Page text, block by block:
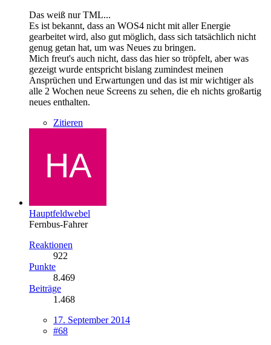
Das weiß nur TML...
Es ist bekannt, dass an WOS4 nicht mit aller Energie
gearbeitet wird, also gut möglich, dass sich tatsächlich nicht
genug getan hat, um was Neues zu bringen.
Mich freut's auch nicht, dass das hier so tröpfelt, aber was
gezeigt wurde entspricht bislang zumindest meinen
Ansprüchen und Erwartungen und das ist mir wichtiger als
alle 2 Wochen neue Screens zu sehen, die eh nichts großartig
neues enthalten.
Zitieren
Hauptfeldwebel
Fernbus-Fahrer
Reaktionen
922
Punkte
8.469
Beiträge
1.468
17. September 2014
#68